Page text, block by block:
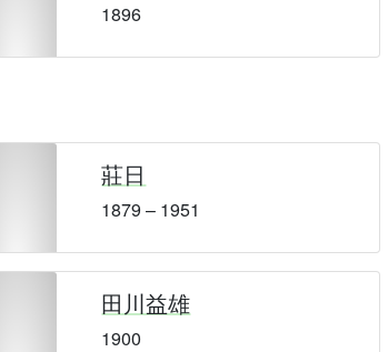
1896
莊日
1879 – 1951
田川益雄
1900